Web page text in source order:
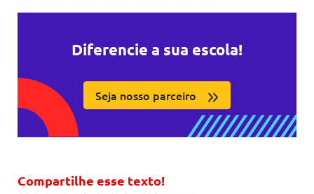
Diferencie a sua escola!
Seja nosso parceiro
Compartilhe esse texto!